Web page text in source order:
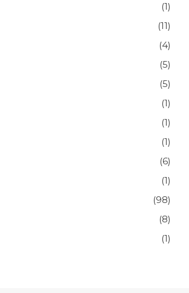
(1)
(11)
(4)
(5)
(5)
(1)
(1)
(1)
(6)
(1)
(98)
(8)
(1)